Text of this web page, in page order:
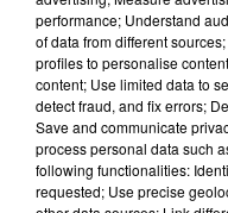
Le
en
performance; Understand
of data from different
profiles to personalise
content; Use limited data to
detect fraud, and fix errors;
Save and communicate
process personal data such
following functionalities:
requested; Use precise